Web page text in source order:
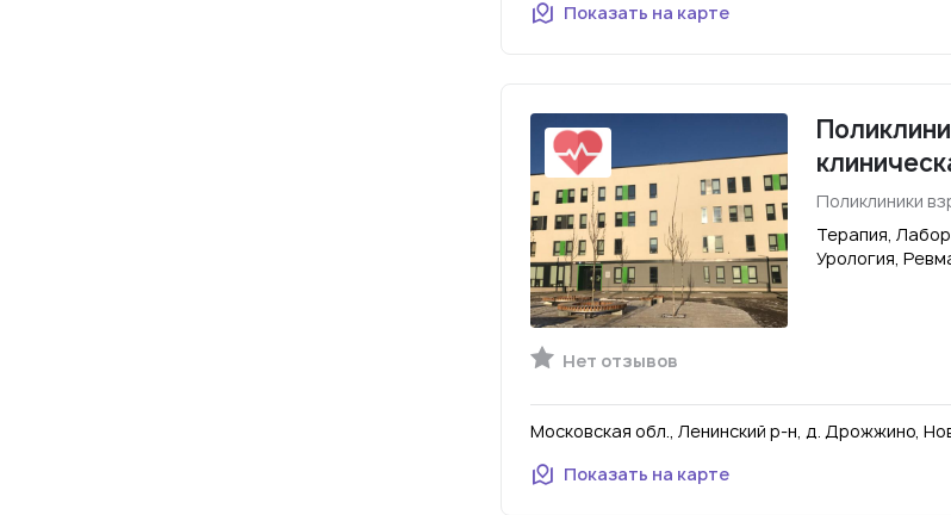
Показать на карте
Поликлиники
Терапия,
Урология,
Нет отзывов
Московская обл., Ленинский р-н, д. Дрожжино,
Показать на карте